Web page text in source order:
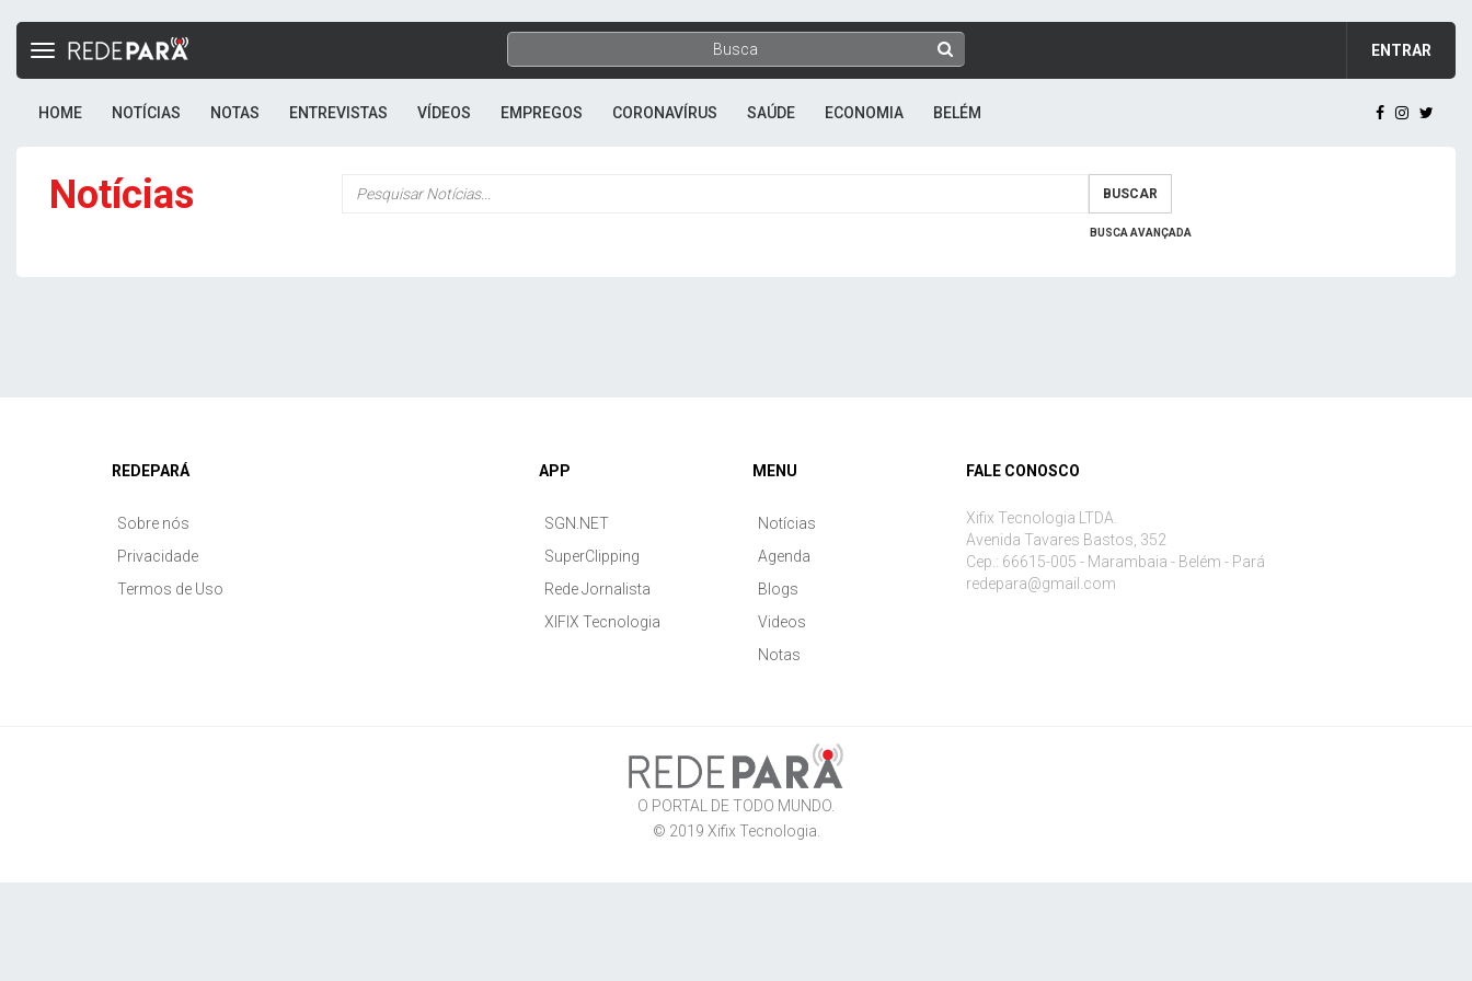
ENTRAR
Toggle
HOME NOTÍCIAS NOTAS ENTREVISTAS VÍDEOS EMPREGOS CORONAVÍRUS SAÚDE ECONOMIA BELÉM
Notícias BUSCAR
BUSCA AVANÇADA
REDEPARÁ
Sobre nós
Privacidade
Termos de Uso
APP
SGN.NET
SuperClipping
Rede Jornalista
XIFIX Tecnologia
MENU
Notícias
Agenda
Blogs
Videos
Notas
FALE CONOSCO
Xifix Tecnologia LTDA.
Avenida Tavares Bastos, 352
Cep.: 66615-005 - Marambaia - Belém - Pará
redepara@gmail.com
O PORTAL DE TODO MUNDO.
© 2019 Xifix Tecnologia